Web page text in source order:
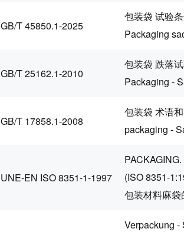
GB/T 45850.1-2025
包装袋 试验
Packaging
GB/T 25162.1-2010
包装袋 跌落
Packaging -
GB/T 17858.1-2008
包装袋 术语
packaging -
UNE-EN ISO 8351-1-1997
(ISO 8351-
包装材料麻
Verpackung -